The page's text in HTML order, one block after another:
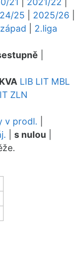
25 2025/26
2.liga
KVA LIB LIT MBL
ZLN
v prodl.
s nulou